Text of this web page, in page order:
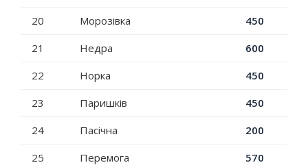
20
Морозівка
450
21
Недра
600
22
Норка
450
23
Паришків
450
24
Пасічна
200
25
Перемога
570